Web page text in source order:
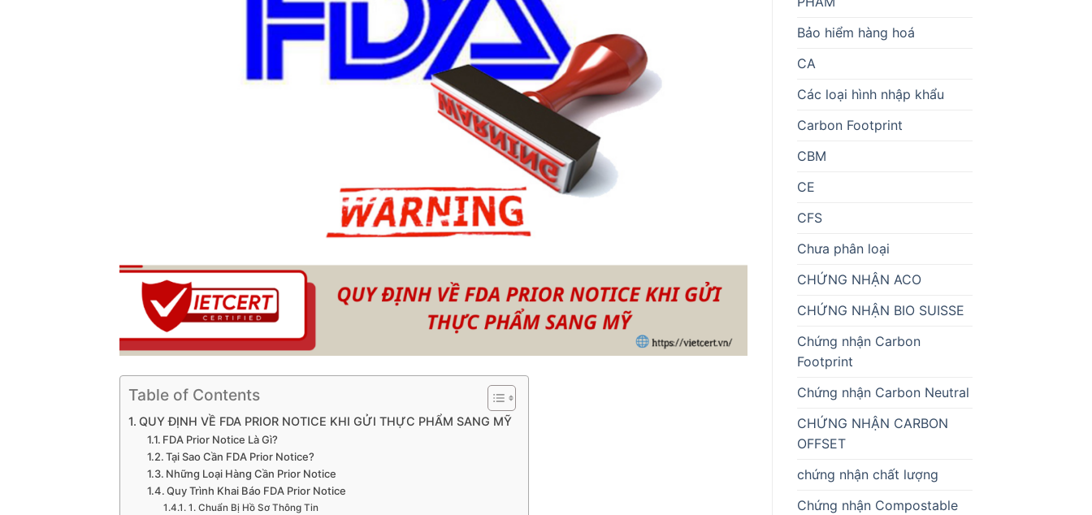
Table of Contents
QUY ĐỊNH VỀ FDA PRIOR NOTICE KHI GỬI THỰC PHẨM SANG MỸ
FDA Prior Notice Là Gì?
Tại Sao Cần FDA Prior Notice?
Những Loại Hàng Cần Prior Notice
Quy Trình Khai Báo FDA Prior Notice
1. Chuẩn Bị Hồ Sơ Thông Tin
Bảo hiểm hàng hoá
CA
Các loại hình nhập khẩu
Carbon Footprint
CBM
CE
CFS
Chưa phân loại
CHỨNG NHẬN ACO
CHỨNG NHẬN BIO SUISSE
Chứng nhận Carbon
Footprint
Chứng nhận Carbon Neutral
CHỨNG NHẬN CARBON
OFFSET
chứng nhận chất lượng
Chứng nhận Compostable